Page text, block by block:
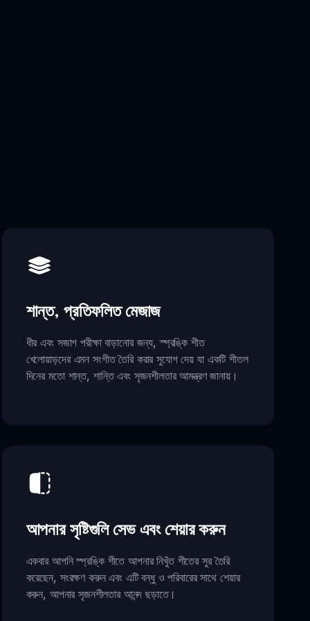
শান্ত, প্রতিফলিত মেজাজ
ধীর এবং সজাগ পরীক্ষা বাড়ানোর জন্য, স্প্রঙ্কি শীত
খেলোয়াড়দের এমন সংগীত তৈরি করার সুযোগ দেয় যা একটি শীতল
দিনের মতো শান্ত, শান্তি এবং সৃজনশীলতার আমন্ত্রণ জানায়।
আপনার সৃষ্টিগুলি সেভ এবং শেয়ার করুন
একবার আপনি স্প্রঙ্কি শীতে আপনার নিখুঁত শীতের সুর তৈরি
করেছেন, সংরক্ষণ করুন এবং এটি বন্ধু ও পরিবারের সাথে শেয়ার
করুন, আপনার সৃজনশীলতার আনন্দ ছড়াতে।